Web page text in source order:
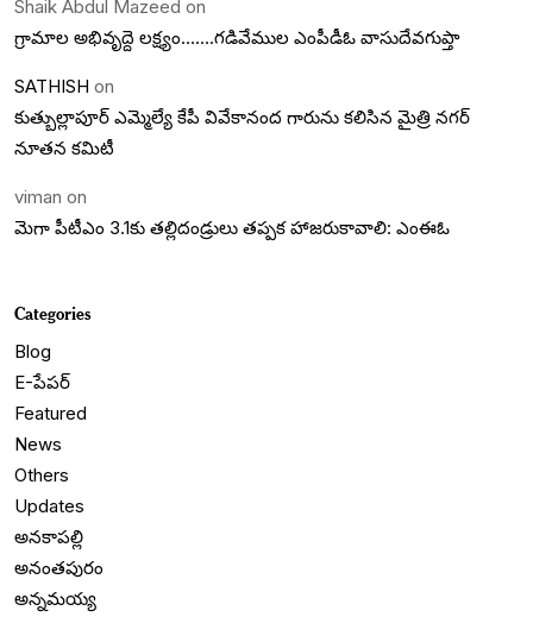
Shaik Abdul Mazeed on
గ్రామాల అభివృద్దె లక్ష్యం…….గడివేముల ఎంపీడీఓ వాసుదేవగుప్తా
SATHISH on
కుత్బుల్లాపూర్ ఎమ్మెల్యే కేపీ వివేకానంద గారును కలిసిన మైత్రి నగర్
నూతన కమిటీ
viman on
మెగా పీటీఎం 3.1కు తల్లిదండ్రులు తప్పక హాజరుకావాలి: ఎంఈఓ
Categories
Blog
E-పేపర్
Featured
News
Others
Updates
అనకాపల్లి
అనంతపురం
అన్నమయ్య